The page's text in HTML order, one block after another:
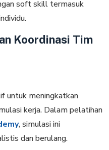
soft skill termasuk
Koordinasi Tim
untuk meningkatkan
kerja. Dalam pelatihan
, simulasi ini
dan berulang.